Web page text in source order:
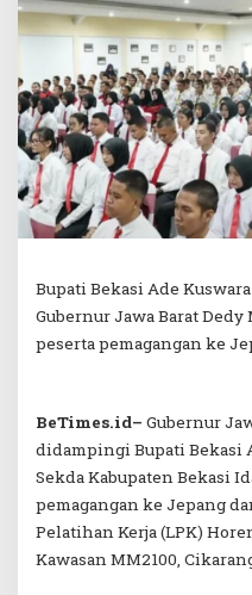
Bupati Bekasi Ade
Gubernur Jawa Barat Dedy
peserta pemagangan ke
BeTimes.id– Gubernur
didampingi Bupati Bekasi
Sekda Kabupaten Bekasi
pemagangan ke Jepang
Pelatihan Kerja (LPK)
Kawasan MM2100,